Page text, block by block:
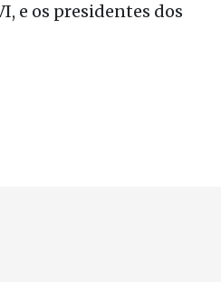
e os presidentes dos